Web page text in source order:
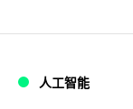
人工智能